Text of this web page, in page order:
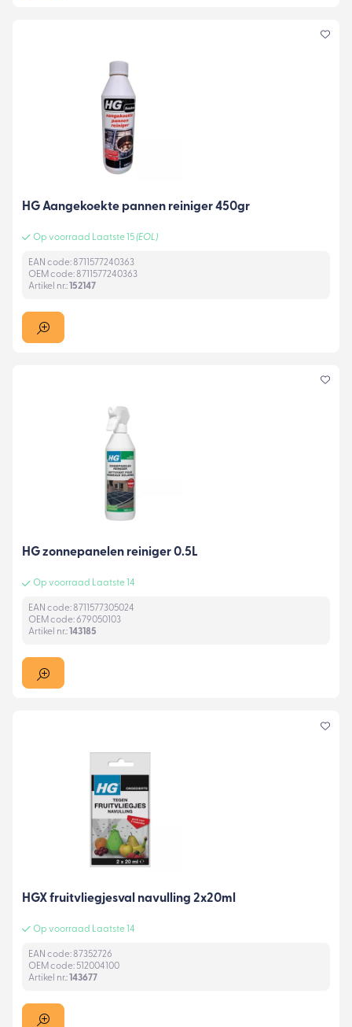
HG Aangekoekte pannen reiniger 450gr
Op voorraad Laatste 15(EOL)
EAN code: 8711577240363
OEM code: 8711577240363
Artikel nr.:152147
HG zonnepanelen reiniger 0.5L
Op voorraad Laatste 14
EAN code: 8711577305024
OEM code: 679050103
Artikel nr.: 143185
HGX fruitvliegjesval navulling 2x20ml
Op voorraad Laatste 14
EAN code: 87352726
OEM code: 512004100
Artikel nr.:143677